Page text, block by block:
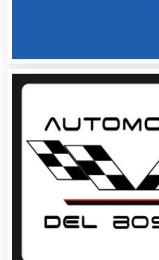
Artículos Importados
Artículos para el Hogar